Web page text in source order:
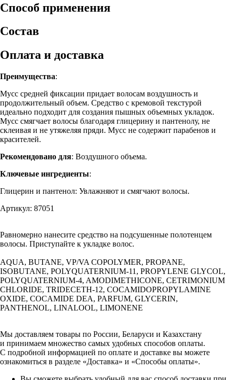
Способ применения
Состав
Оплата и доставка
Преимущества:
Мусс средней фиксации придает волосам воздушность и
продолжительный объем. Средство с кремовой текстурой
идеально подходит для создания пышных объемных укладок.
Мусс смягчает волосы благодаря глицерину и пантенолу, не
склеивая и не утяжеляя пряди. Мусс не содержит парабенов и
красителей.
Рекомендовано для: Воздушного объема.
Ключевые ингредиенты:
Глицерин и пантенол: Увлажняют и смягчают волосы.
Артикул: 87051
Равномерно нанесите средство на подсушенные полотенцем
волосы. Приступайте к укладке волос.
AQUA, BUTANE, VP/VA COPOLYMER, PROPANE,
ISOBUTANE, POLYQUATERNIUM-11, PROPYLENE GLYCOL,
POLYQUATERNIUM-4, AMODIMETHICONE, CETRIMONIUM
CHLORIDE, TRIDECETH-12, COCAMIDOPROPYLAMINE
OXIDE, COCAMIDE DEA, PARFUM, GLYCERIN,
PANTHENOL, LINALOOL, LIMONENE
Мы доставляем товары по России, Беларуси и Казахстану
и принимаем множество самых удобных способов оплаты.
С подробной информацией по оплате и доставке вы можете
ознакомиться в разделе «Доставка» и «Способы оплаты».